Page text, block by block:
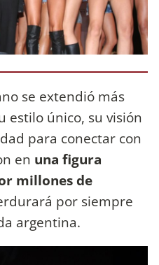
se extendió más
estilo único, su visión
para conectar con
en una figura
millones de
por siempre
argentina.